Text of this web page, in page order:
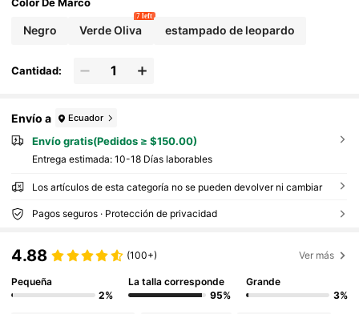
Negro Verde Oliva
7 left
estampado de leopardo
Cantidad:
Envío a Ecuador
Envío gratis(Pedidos ≥ $150.00)
Entrega estimada: 10-18 Días laborables
Los artículos de esta categoría no se pueden devolver ni cambiar
Pagos seguros · Protección de privacidad
4.88 (100+) Ver más
Pequeña
2%
La talla corresponde
95%
Grande
3%